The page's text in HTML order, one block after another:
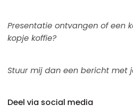
Presentatie ontvangen of een
kopje koffie?
Stuur mij dan een bericht met
Deel via social media